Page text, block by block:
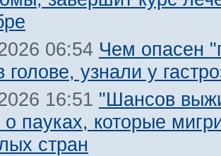
06:54 Чем опасен
узнали у
16:51 "Шансов
о пауках, которые
стран